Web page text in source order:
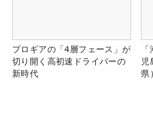
プロギアの「4層フェース」が
切り開く高初速ドライバーの
新時代
児
県